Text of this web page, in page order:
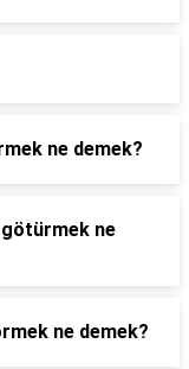
ne demek?
götürmek ne
ne demek?